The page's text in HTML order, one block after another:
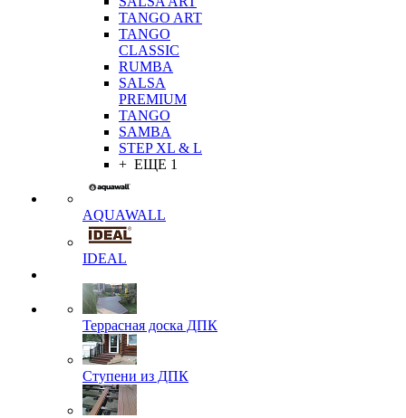
TANGO ART
TANGO
CLASSIC
RUMBA
SALSA
PREMIUM
TANGO
SAMBA
STEP XL & L
+ ЕЩЕ 1
AQUAWALL
IDEAL
Террасная доска ДПК
Ступени из ДПК